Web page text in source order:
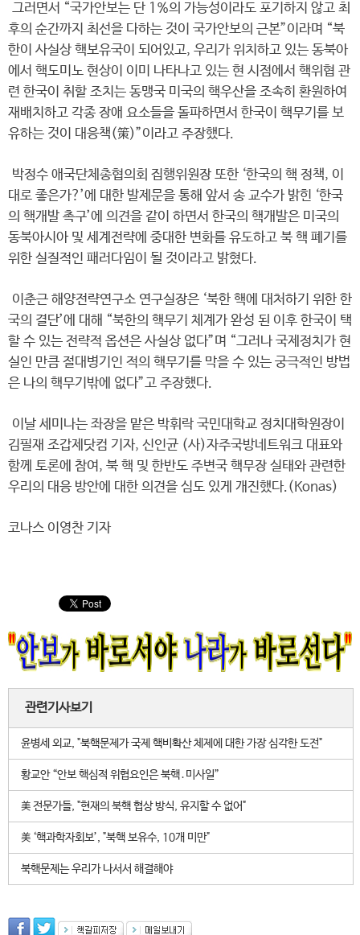
그러면서 “국가안보는 단 1%의 가능성이라도 포기하지 않고 최
후의 순간까지 최선을 다하는 것이 국가안보의 근본”이라며 “북
한이 사실상 핵보유국이 되어있고, 우리가 위치하고 있는 동북아
에서 핵도미노 현상이 이미 나타나고 있는 현 시점에서 핵위협 관
련 한국이 취할 조치는 동맹국 미국의 핵우산을 조속히 환원하여
재배치하고 각종 장애 요소들을 돌파하면서 한국이 핵무기를 보
유하는 것이 대응책(策)”이라고 주장했다.
박정수 애국단체총협의회 집행위원장 또한 ‘한국의 핵 정책, 이
대로 좋은가?’에 대한 발제문을 통해 앞서 송 교수가 밝힌 ‘한국
의 핵개발 촉구’에 의견을 같이 하면서 한국의 핵개발은 미국의
동북아시아 및 세계전략에 중대한 변화를 유도하고 북 핵 폐기를
위한 실질적인 패러다임이 될 것이라고 밝혔다.
이춘근 해양전략연구소 연구실장은 ‘북한 핵에 대처하기 위한 한
국의 결단’에 대해 “북한의 핵무기 체계가 완성 된 이후 한국이 택
할 수 있는 전략적 옵션은 사실상 없다”며 “그러나 국제정치가 현
실인 만큼 절대병기인 적의 핵무기를 막을 수 있는 궁극적인 방법
은 나의 핵무기밖에 없다”고 주장했다.
이날 세미나는 좌장을 맡은 박휘락 국민대학교 정치대학원장이
김필재 조갑제닷컴 기자, 신인균 (사)자주국방네트워크 대표와
함께 토론에 참여, 북 핵 및 한반도 주변국 핵무장 실태와 관련한
우리의 대응 방안에 대한 의견을 심도 있게 개진했다.(Konas)
코나스 이영찬 기자
관련기사보기
윤병세 외교, "북핵문제가 국제 핵비확산 체제에 대한 가장 심각한 도전"
황교안 “안보 핵심적 위협요인은 북핵․미사일”
美 전문가들, "현재의 북핵 협상 방식, 유지할 수 없어"
美 ‘핵과학자회보’, "북핵 보유수, 10개 미만"
북핵문제는 우리가 나서서 해결해야